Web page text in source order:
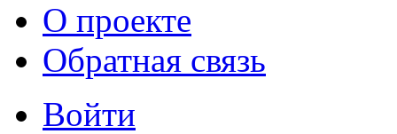
О проекте
Обратная связь
Войти